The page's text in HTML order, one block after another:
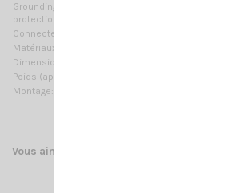
Grounding
protection:
Connecteur:
Matériaux:
Dimension (approx):
Poids (approx):
Montage:
Vous aimerez aussi